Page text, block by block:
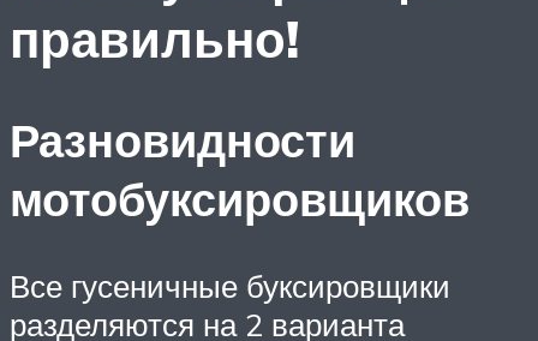
правильно!
Разновидности
мотобуксировщиков
Все гусеничные буксировщики
разделяются на 2 варианта